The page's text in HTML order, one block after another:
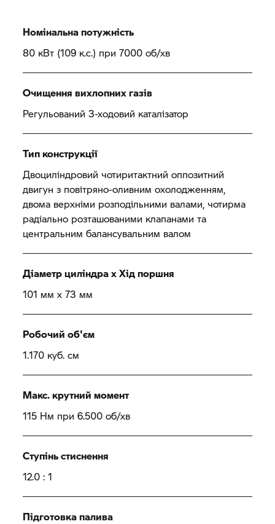
Номінальна потужність
80 кВт (109 к.с.) при 7000 об/хв
Очищення вихлопних газів
Регульований 3-ходовий каталізатор
Тип конструкції
Двоциліндровий чотиритактний оппозитний
двигун з повітряно-оливним охолодженням,
двома верхніми розподільними валами, чотирма
радіально розташованими клапанами та
центральним балансувальним валом
Діаметр циліндра х Хід поршня
101 мм x 73 мм
Робочий об'єм
1.170 куб. см
Макс. крутний момент
115 Нм при 6.500 об/хв
Ступінь стиснення
12.0 : 1
Підготовка палива